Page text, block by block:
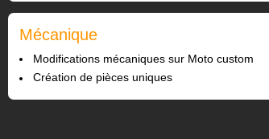
Mécanique
Modifications mécaniques sur Moto custom
Création de pièces uniques